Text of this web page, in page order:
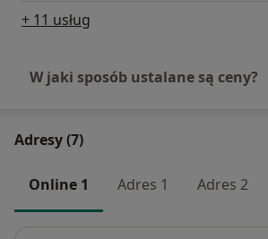
+ 11 usług
W jaki sposób ustalane są ceny?
Adresy (7)
Online 1 Adres 1 Adres 2